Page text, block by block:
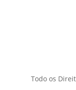
Todo os